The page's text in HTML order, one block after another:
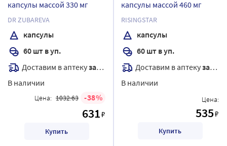
капсулы массой 330 мг
DR ZUBAREVA
капсулы
60 шт в уп.
Доставим в аптекузавтра
В наличии
Цена: 1032.63 38
631₽
Купить
капсулы массой 460 мг
RISINGSTAR
капсулы
60 шт в уп.
Доставим в аптекузавтра
В наличии
Цена:
535₽
Купить